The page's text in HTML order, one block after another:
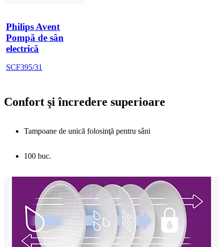
Philips Avent
Pompă de sân
electrică
SCF395/31
Confort şi încredere superioare
Tampoane de unică folosinţă pentru sâni
100 buc.